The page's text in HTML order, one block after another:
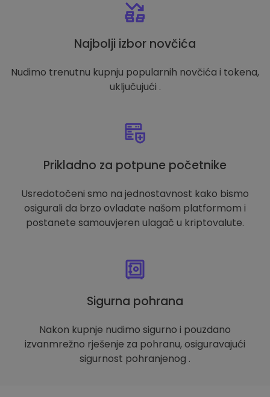
Najbolji izbor novčića
Nudimo trenutnu kupnju popularnih novčića i tokena,
uključujući .
Prikladno za potpune početnike
Usredotočeni smo na jednostavnost kako bismo
osigurali da brzo ovladate našom platformom i
postanete samouvjeren ulagač u kriptovalute.
Sigurna pohrana
Nakon kupnje nudimo sigurno i pouzdano
izvanmrežno rješenje za pohranu, osiguravajući
sigurnost pohranjenog .